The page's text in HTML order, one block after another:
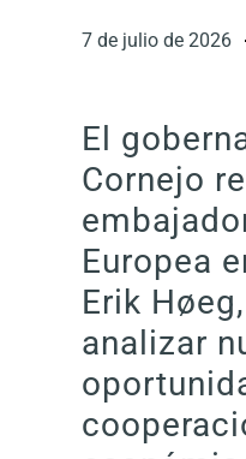
7 de julio de 2026
El
Cornejo
Europea
Erik
analizar